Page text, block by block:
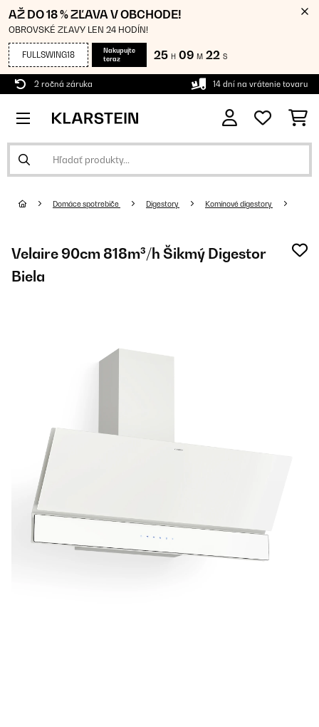
AŽ DO 18 % ZĽAVA V OBCHODE!
OBROVSKÉ ZĽAVY LEN 24 HODÍN!
FULLSWING18
Nakupujte
teraz
25 H 09 M 21 S
2 ročná záruka 14 dní na vrátenie tovaru
Domáce spotrebiče Digestory Komínové digestory
Velaire 90cm 818m³/h Šikmý Digestor
Biela